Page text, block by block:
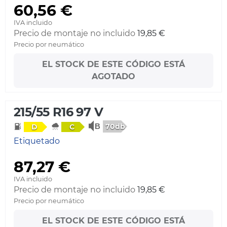
60,56 €
IVA incluido
Precio de montaje no incluido 19,85 €
Precio por neumático
EL STOCK DE ESTE CÓDIGO ESTÁ
AGOTADO
215/55 R16 97 V
D C 70db
Etiquetado
87,27 €
IVA incluido
Precio de montaje no incluido 19,85 €
Precio por neumático
EL STOCK DE ESTE CÓDIGO ESTÁ